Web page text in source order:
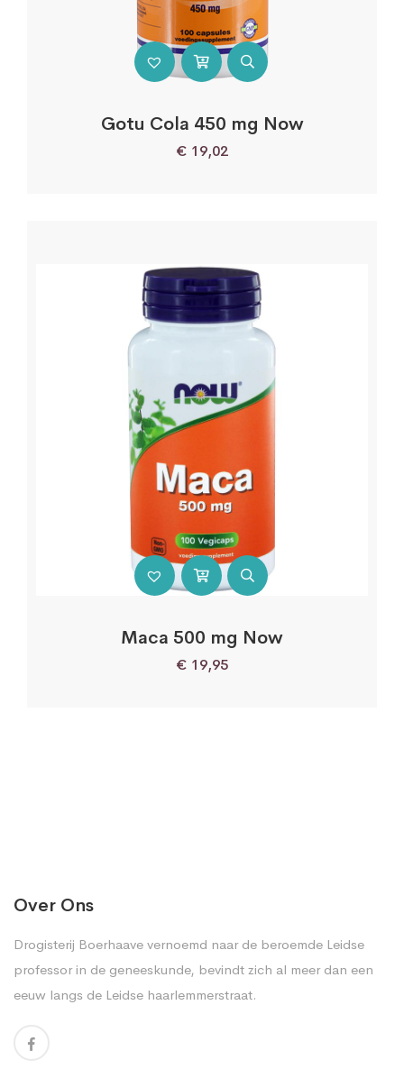
Gotu Cola 450 mg Now
€ 19,02
Maca 500 mg Now
€ 19,95
Over Ons
Drogisterij Boerhaave vernoemd naar de beroemde Leidse
professor in de geneeskunde, bevindt zich al meer dan een
eeuw langs de Leidse haarlemmerstraat.